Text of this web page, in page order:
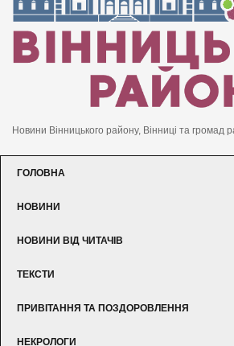
Новини Вінницького району, Вінниці та громад
ГОЛОВНА
НОВИНИ
НОВИНИ ВІД ЧИТАЧІВ
ТЕКСТИ
ПРИВІТАННЯ ТА ПОЗДОРОВЛЕННЯ
НЕКРОЛОГИ